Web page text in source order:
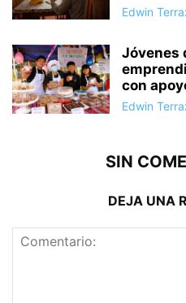
Edwin
Jóvenes
con
Edwin
SIN
DEJA UNA